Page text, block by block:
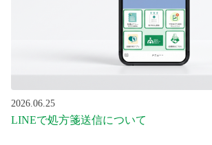
2026.06.25
LINEで処方箋送信について